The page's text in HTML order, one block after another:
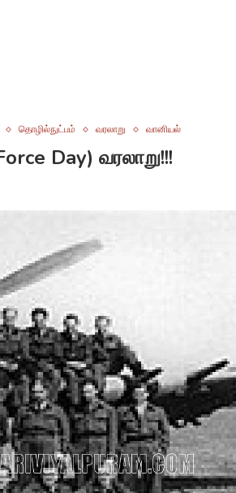
தொழில்நுட்பம் வரலாறு வானியல்
Day) வரலாறு!!!